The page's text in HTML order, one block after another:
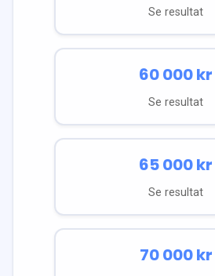
Se resultat
60 000kr
Se resultat
65 000kr
Se resultat
70 000kr